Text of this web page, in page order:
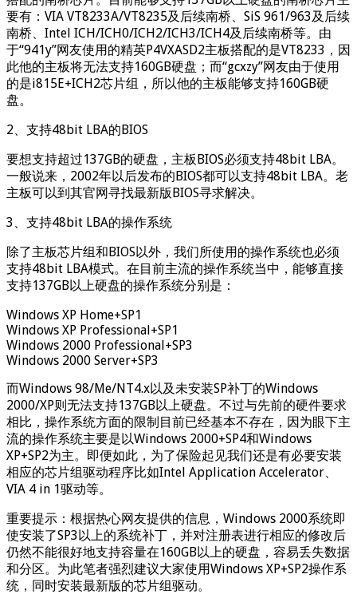
要有：VIA VT8233A/VT8235及后续南桥、SiS 961/963及后续
南桥、Intel ICH/ICH0/ICH2/ICH3/ICH4及后续南桥等。由
于“941y”网友使用的精英P4VXASD2主板搭配的是VT8233，因
此他的主板将无法支持160GB硬盘；而“gcxzy”网友由于使用
的是i815E+ICH2芯片组，所以他的主板能够支持160GB硬
盘。
2、支持48bit LBA的BIOS
要想支持超过137GB的硬盘，主板BIOS必须支持48bit LBA。
一般说来，2002年以后发布的BIOS都可以支持48bit LBA。老
主板可以到其官网寻找最新版BIOS寻求解决。
3、支持48bit LBA的操作系统
除了主板芯片组和BIOS以外，我们所使用的操作系统也必须
支持48bit LBA模式。在目前主流的操作系统当中，能够直接
支持137GB以上硬盘的操作系统分别是：
Windows XP Home+SP1
Windows XP Professional+SP1
Windows 2000 Professional+SP3
Windows 2000 Server+SP3
而Windows 98/Me/NT4.x以及未安装SP补丁的Windows
2000/XP则无法支持137GB以上硬盘。不过与先前的硬件要求
相比，操作系统方面的限制目前已经基本不存在，因为眼下主
流的操作系统主要是以Windows 2000+SP4和Windows
XP+SP2为主。即便如此，为了保险起见我们还是有必要安装
相应的芯片组驱动程序比如Intel Application Accelerator、
VIA 4 in 1驱动等。
重要提示：根据热心网友提供的信息，Windows 2000系统即
使安装了SP3以上的系统补丁，并对注册表进行相应的修改后
仍然不能很好地支持容量在160GB以上的硬盘，容易丢失数据
和分区。为此笔者强烈建议大家使用Windows XP+SP2操作系
统，同时安装最新版的芯片组驱动。